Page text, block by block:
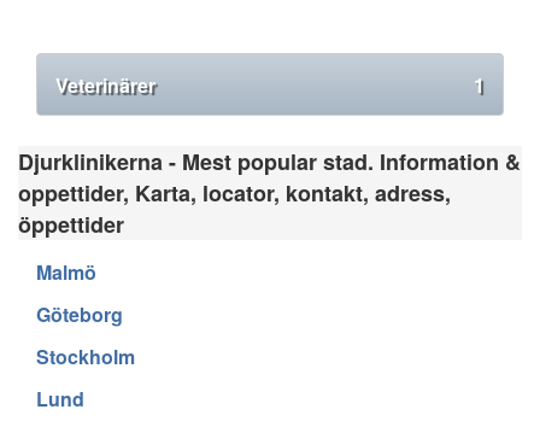
Veterinärer 1
Djurklinikerna - Mest popular stad. Information &
oppettider, Karta, locator, kontakt, adress,
öppettider
Malmö
Göteborg
Stockholm
Lund